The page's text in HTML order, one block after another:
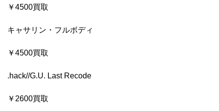
￥4500買取
キャサリン・フルボディ
￥4500買取
.hack//G.U. Last Recode
￥2600買取